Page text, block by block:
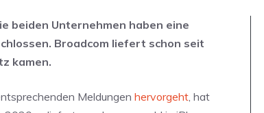
beiden Unternehmen haben eine
Broadcom liefert schon seit
kamen.
Meldungen hervorgeht, hat